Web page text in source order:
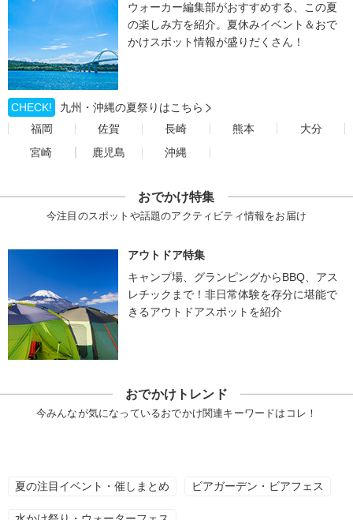
ウォーカー編集部がおすすめする、この夏
の楽しみ方を紹介。夏休みイベント＆おで
かけスポット情報が盛りだくさん！
CHECK!
九州・沖縄の夏祭りはこちら
福岡
佐賀 長崎 熊本
大分
宮崎
鹿児島 沖縄
おでかけ特集
今注目のスポットや話題のアクティビティ情報をお届け
アウトドア特集
キャンプ場、グランピングからBBQ、アス
レチックまで！非日常体験を存分に堪能で
きるアウトドアスポットを紹介
おでかけトレンド
今みんなが気になっているおでかけ関連キーワードはコレ！
夏の注目イベント・催しまとめ ビアガーデン・ビアフェス